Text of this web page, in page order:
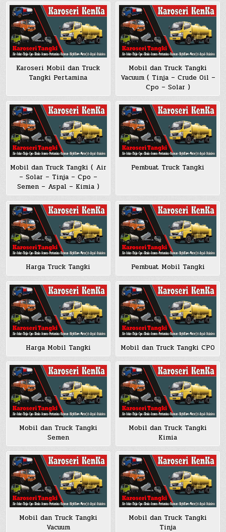
Karoseri Mobil dan Truck
Tangki Pertamina
Mobil dan Truck Tangki
Vacuum ( Tinja – Crude Oil –
Cpo – Solar )
Mobil dan Truck Tangki ( Air
– Solar – Tinja – Cpo –
Semen – Aspal – Kimia )
Pembuat Truck Tangki
Harga Truck Tangki Pembuat Mobil Tangki
Harga Mobil Tangki Mobil dan Truck Tangki CPO
Mobil dan Truck Tangki
Semen
Mobil dan Truck Tangki
Kimia
Mobil dan Truck Tangki
Vacuum
Mobil dan Truck Tangki
Tinja